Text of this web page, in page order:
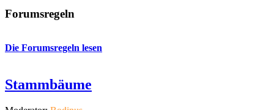
Forumsregeln
Die Forumsregeln lesen
Stammbäume